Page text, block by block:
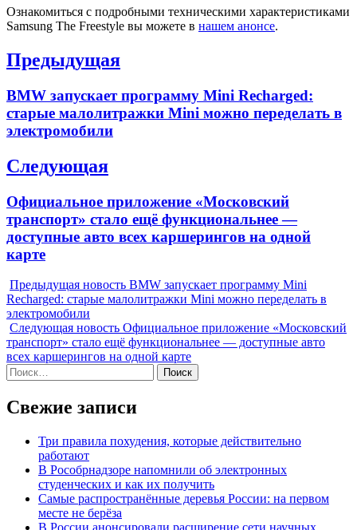
Ознакомиться с подробными техническими характеристиками
Samsung The Freestyle вы можете в нашем анонсе.
Навигация
записям
Предыдущая
Previous
BMW запускает программу Mini Recharged:
старые малолитражки Mini можно переделать в
электромобили
Следующая
Next
post:
Официальное приложение «Московский
транспорт» стало ещё функциональнее —
доступные авто всех каршерингов на одной
карте
Предыдущая новость BMW запускает программу Mini
Recharged: старые малолитражки Mini можно переделать в
электромобили
Следующая новость Официальное приложение «Московский
транспорт» стало ещё функциональнее — доступные авто
всех каршерингов на одной карте
Найти:
Свежие записи
Три правила похудения, которые действительно
работают
В Рособрнадзоре напомнили об электронных
студенческих и как их получить
Самые распространённые деревья России: на первом
месте не берёза
В России анонсировали расширение сети научных